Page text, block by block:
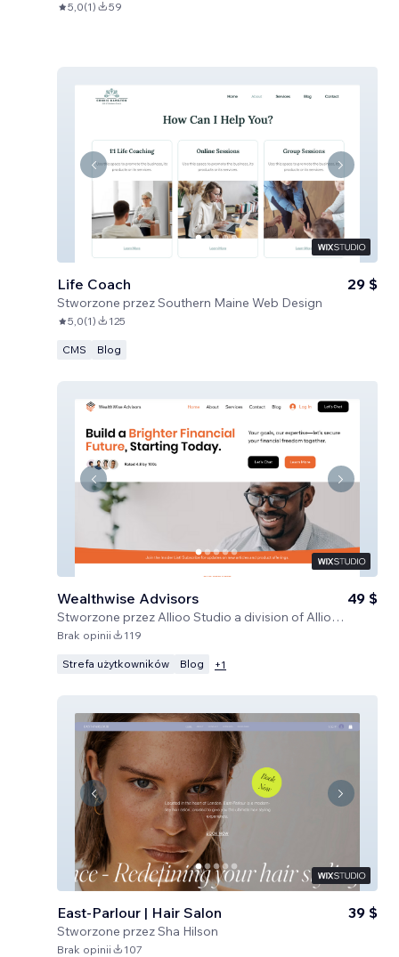
5,0(1) 59
Life Coach
Stworzone przezSouthern Maine Web Design
29 $
5,0(1) 125
CMS Blog
Wealthwise Advisors
Stworzone przezAllioo Studio a division of Allioo LLC
49 $
Brak opinii 119
Strefa użytkowników Blog +1
East-Parlour | Hair Salon
Stworzone przezSha Hilson
39 $
Brak opinii 107